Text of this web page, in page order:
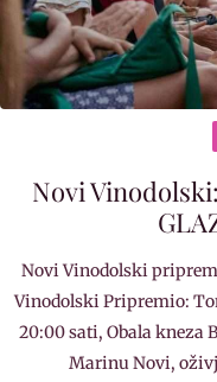
Novi
Novi Vinodolski
Vinodolski Pripremio:
20:00 sati, Obala kneza
Marinu Novi,